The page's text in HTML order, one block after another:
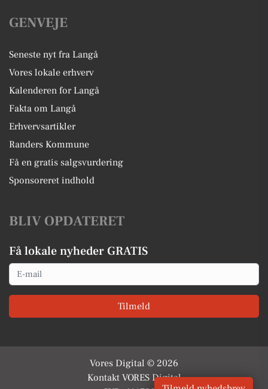
GENVEJE
Seneste nyt fra Langå
Vores lokale erhverv
Kalenderen for Langå
Fakta om Langå
Erhvervsartikler
Randers Kommune
Få en gratis salgsvurdering
Sponsoreret indhold
BLIV OPDATERET
Få lokale nyheder GRATIS
Email
Tilmeld
Vores Digital © 2026
Kontakt VORES Digital